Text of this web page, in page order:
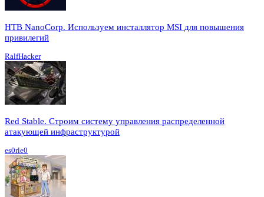
HTB NanoCorp. Используем инсталлятор MSI для повышения
привилегий
RalfHacker
Red Stable. Строим систему управления распределенной
атакующей инфраструктурой
es0rle0